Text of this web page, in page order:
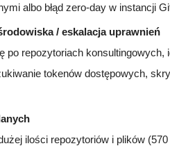
albo błąd zero-day w instancji
/ eskalacja uprawnień
po repozytoriach
tokenów dostępowych,
ilości repozytoriów i plików